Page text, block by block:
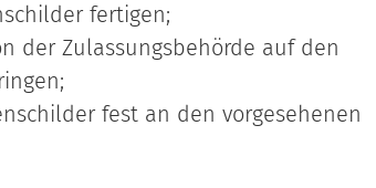
fertigen;
der Zulassungsbehörde auf den
fest an den vorgesehenen